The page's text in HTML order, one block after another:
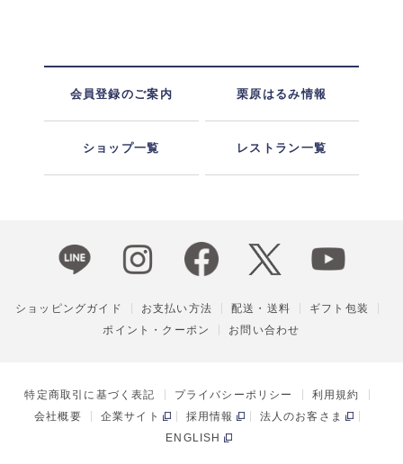
会員登録のご案内 栗原はるみ情報
ショップ一覧 レストラン一覧
ショッピングガイド お支払い方法 配送・送料
ギフト包装
ポイント・クーポン
お問い合わせ
特定商取引に基づく表記 プライバシーポリシー
利用規約
会社概要
企業サイト 採用情報
法人のお客さま
ENGLISH